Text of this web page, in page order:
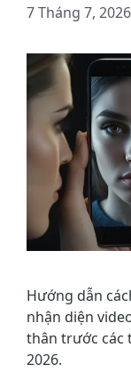
7 Tháng 7, 2026
Hướng dẫn
nhận diện
thân trước các
2026.